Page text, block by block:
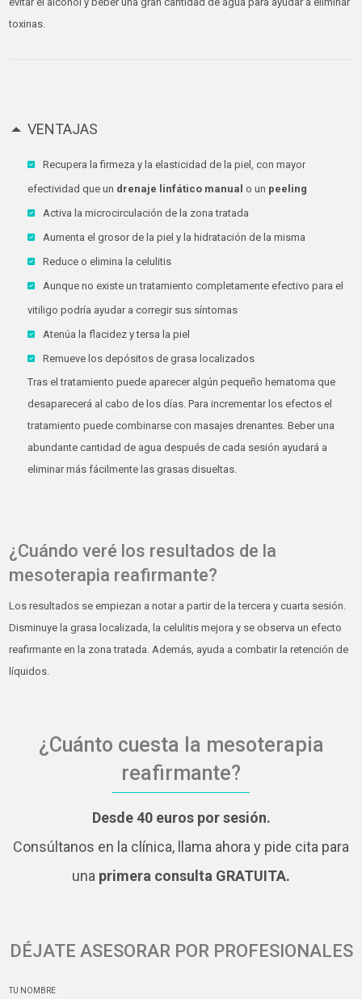
toxinas.
VENTAJAS
Recupera la firmeza y la elasticidad de la piel, con mayor
efectividad que un drenaje linfático manual o un peeling
Activa la microcirculación de la zona tratada
Aumenta el grosor de la piel y la hidratación de la misma
Reduce o elimina la celulitis
Aunque no existe un tratamiento completamente efectivo para el
vitiligo podría ayudar a corregir sus síntomas
Atenúa la flacidez y tersa la piel
Remueve los depósitos de grasa localizados
Tras el tratamiento puede aparecer algún pequeño hematoma que
desaparecerá al cabo de los días. Para incrementar los efectos el
tratamiento puede combinarse con masajes drenantes. Beber una
abundante cantidad de agua después de cada sesión ayudará a
eliminar más fácilmente las grasas disueltas.
¿Cuándo veré los resultados de la
mesoterapia reafirmante?
Los resultados se empiezan a notar a partir de la tercera y cuarta sesión.
Disminuye la grasa localizada, la celulitis mejora y se observa un efecto
reafirmante en la zona tratada. Además, ayuda a combatir la retención de
líquidos.
¿Cuánto cuesta la mesoterapia
reafirmante?
Desde 40 euros por sesión.
Consúltanos en la clínica, llama ahora y pide cita para
una primera consulta GRATUITA.
DÉJATE ASESORAR POR PROFESIONALES
TU NOMBRE